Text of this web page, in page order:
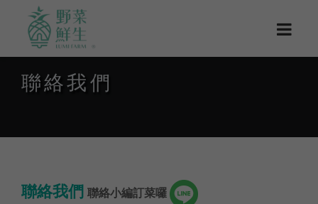
聯絡我們
聯絡我們 聯絡小編訂菜囉